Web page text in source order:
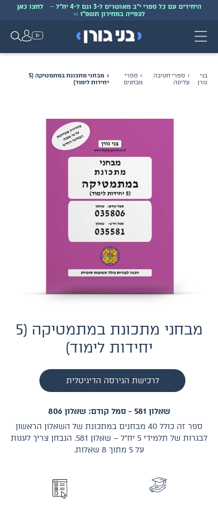
היחידים עם כל ספרי י״ב מאושרים ל-3 וגם ל-4 יח״ל –
לחצו כאן
לצפייה במחירון תשפ״ז >>
מבחני מתכונת במתמטיקה (5
יחידות לימוד)
ספרי
מבחנים
ספרי חטיבה
עליונה
בני
גורן
מבחני מתכונת במתמטיקה (5
יחידות לימוד)
לרכישת הגירסה הדיגיטלית
שאלון 581 - סמל קודם: שאלון 806
ספר זה כולל 40 מבחנים במתכונת של השאלון הראשון
לבגרות של תלמידי 5 יח״ל – שאלון 581. הנבחן צריך לענות
על 5 מתוך 8 שאלות.